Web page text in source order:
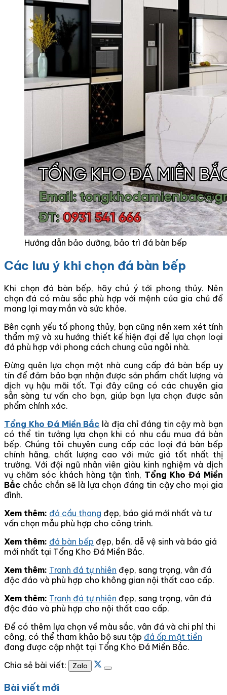
Hướng dẫn bảo dưỡng, bảo trì đá bàn bếp
Các lưu ý khi chọn đá bàn bếp
Khi chọn đá bàn bếp, hãy chú ý tới phong thủy. Nên
chọn đá có màu sắc phù hợp với mệnh của gia chủ để
mang lại may mắn và sức khỏe.
Bên cạnh yếu tố phong thủy, bạn cũng nên xem xét tính
thẩm mỹ và xu hướng thiết kế hiện đại để lựa chọn loại
đá phù hợp với phong cách chung của ngôi nhà.
Đừng quên lựa chọn một nhà cung cấp đá bàn bếp uy
tín để đảm bảo bạn nhận được sản phẩm chất lượng và
dịch vụ hậu mãi tốt. Tại đây cũng có các chuyên gia
sẵn sàng tư vấn cho bạn, giúp bạn lựa chọn được sản
phẩm chính xác.
Tổng Kho Đá Miền Bắc là địa chỉ đáng tin cậy mà bạn
có thể tin tưởng lựa chọn khi có nhu cầu mua đá bàn
bếp. Chúng tôi chuyên cung cấp các loại đá bàn bếp
chính hãng, chất lượng cao với mức giá tốt nhất thị
trường. Với đội ngũ nhân viên giàu kinh nghiệm và dịch
vụ chăm sóc khách hàng tận tình, Tổng Kho Đá Miền
Bắc chắc chắn sẽ là lựa chọn đáng tin cậy cho mọi gia
đình.
Xem thêm: đá cầu thang đẹp, báo giá mới nhất và tư
vấn chọn mẫu phù hợp cho công trình.
Xem thêm: đá bàn bếp đẹp, bền, dễ vệ sinh và báo giá
mới nhất tại Tổng Kho Đá Miền Bắc.
Xem thêm: Tranh đá tự nhiên đẹp, sang trọng, vân đá
độc đáo và phù hợp cho không gian nội thất cao cấp.
Xem thêm: Tranh đá tự nhiên đẹp, sang trọng, vân đá
độc đáo và phù hợp cho nội thất cao cấp.
Để có thêm lựa chọn về màu sắc, vân đá và chi phí thi
công, có thể tham khảo bộ sưu tập đá ốp mặt tiền
đang được cập nhật tại Tổng Kho Đá Miền Bắc.
Chia sẻ bài viết:
Zalo
Bài viết mới